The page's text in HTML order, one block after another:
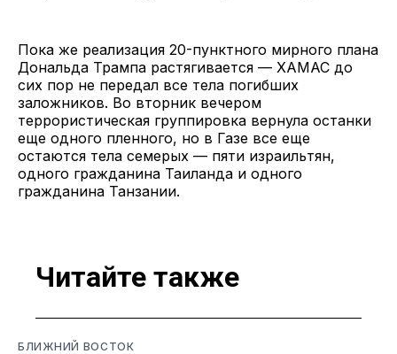
Пока же реализация 20-пунктного мирного плана
Дональда Трампа растягивается — ХАМАС до
сих пор не передал все тела погибших
заложников. Во вторник вечером
террористическая группировка вернула останки
еще одного пленного, но в Газе все еще
остаются тела семерых — пяти израильтян,
одного гражданина Таиланда и одного
гражданина Танзании.
Читайте также
БЛИЖНИЙ ВОСТОК